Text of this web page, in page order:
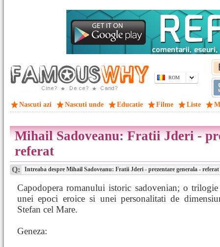
ROM
Nascuti azi Nascuti unde Educatie Filme Liste
Mihail Sadoveanu: Fratii Jderi -
referat
Q: Intreaba despre Mihail Sadoveanu: Fratii Jderi - prezentare generala - referat
Capodopera romanului istoric sadovenian; o
unei epoci eroice si unei personalitati de
Stefan cel Mare.
Geneza: